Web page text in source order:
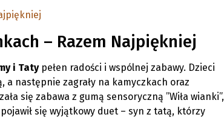
– Razem Najpiękniej
i Tatypełen radości i wspólnej zabawy. Dzieci
a następnie zagrały na kamyczkach oraz
się zabawa z gumą sensoryczną ”Wiła wianki”,
się wyjątkowy duet – syn z tatą, którzy